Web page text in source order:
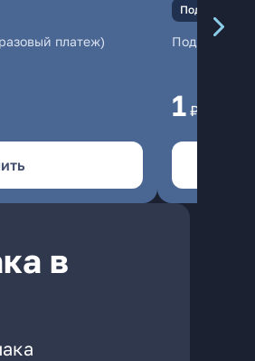
платеж)
Подключение
1 ₽/мес
в